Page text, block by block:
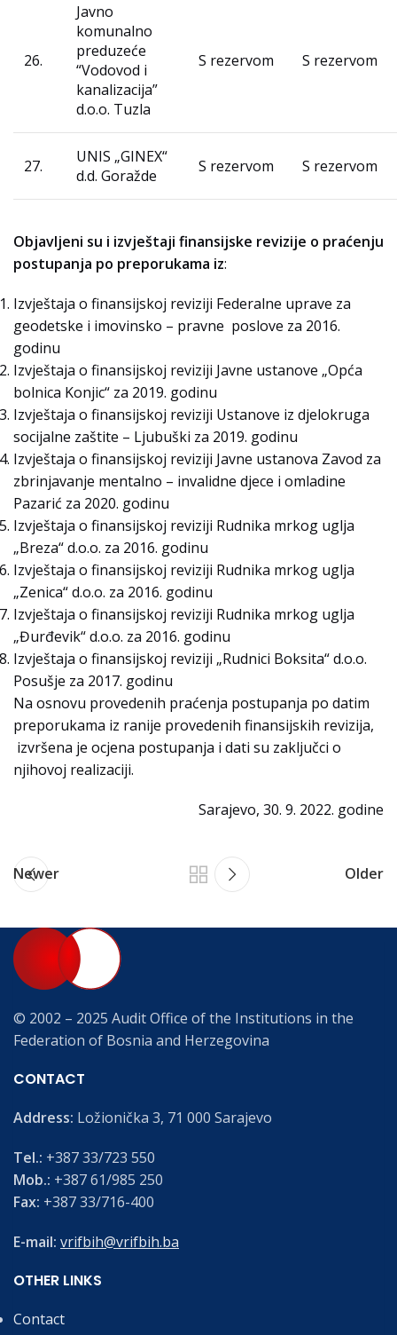
26.
Javno
komunalno
preduzeće
“Vodovod i
kanalizacija”
d.o.o. Tuzla
S rezervom S rezervom
27.
UNIS „GINEX“
d.d. Goražde
S rezervom S rezervom
Objavljeni su i izvještaji finansijske revizije o praćenju
postupanja po preporukama iz:
Izvještaja o finansijskoj reviziji Federalne uprave za
geodetske i imovinsko – pravne poslove za 2016.
godinu
Izvještaja o finansijskoj reviziji Javne ustanove „Opća
bolnica Konjic“ za 2019. godinu
Izvještaja o finansijskoj reviziji Ustanove iz djelokruga
socijalne zaštite – Ljubuški za 2019. godinu
Izvještaja o finansijskoj reviziji Javne ustanova Zavod za
zbrinjavanje mentalno – invalidne djece i omladine
Pazarić za 2020. godinu
Izvještaja o finansijskoj reviziji Rudnika mrkog uglja
„Breza“ d.o.o. za 2016. godinu
Izvještaja o finansijskoj reviziji Rudnika mrkog uglja
„Zenica“ d.o.o. za 2016. godinu
Izvještaja o finansijskoj reviziji Rudnika mrkog uglja
„Đurđevik“ d.o.o. za 2016. godinu
Izvještaja o finansijskoj reviziji „Rudnici Boksita“ d.o.o.
Posušje za 2017. godinu
Na osnovu provedenih praćenja postupanja po datim
preporukama iz ranije provedenih finansijskih revizija,
izvršena je ocjena postupanja i dati su zaključci o
njihovoj realizaciji.
Sarajevo, 30. 9. 2022. godine
Newer Older
© 2002 – 2025 Audit Office of the Institutions in the
Federation of Bosnia and Herzegovina
CONTACT
Address: Ložionička 3, 71 000 Sarajevo
Tel.: +387 33/723 550
Mob.: +387 61/985 250
Fax: +387 33/716-400
E-mail: vrifbih@vrifbih.ba
OTHER LINKS
Contact